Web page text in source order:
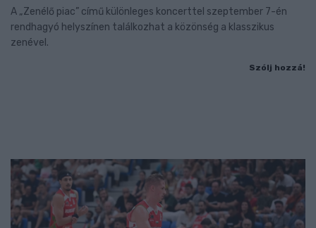
A „Zenélő piac” című különleges koncerttel szeptember 7-én
rendhagyó helyszínen találkozhat a közönség a klasszikus
zenével.
Szólj hozzá!